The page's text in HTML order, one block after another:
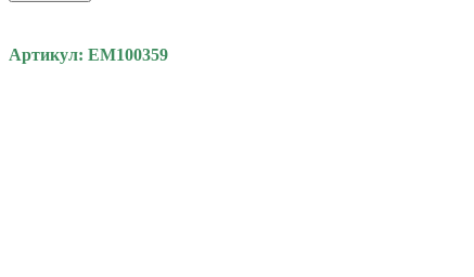
Артикул: EM100359